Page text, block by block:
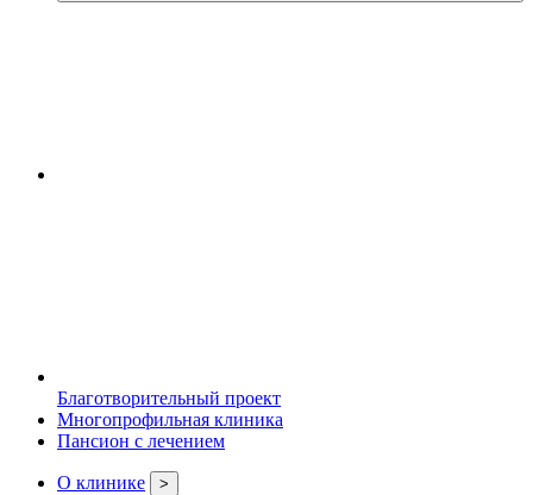
Благотворительный проект
Многопрофильная клиника
Пансион с лечением
О клинике >